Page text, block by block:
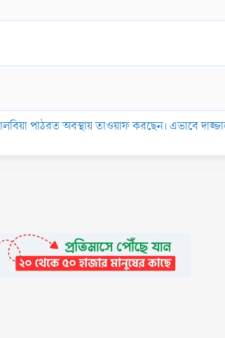
পাঠরত অবস্থায় তাওয়াফ করছেন। এভাবে